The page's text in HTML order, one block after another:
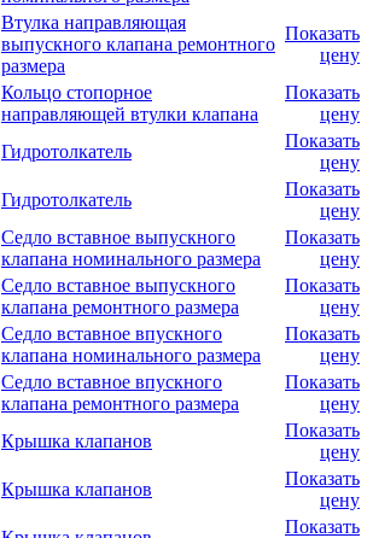
Втулка направляющая
выпускного клапана ремонтного
размера
Показать
цену
Кольцо стопорное
направляющей втулки клапана
Показать
цену
Гидротолкатель
Показать
цену
Гидротолкатель
Показать
цену
Седло вставное выпускного
клапана номинального размера
Показать
цену
Седло вставное выпускного
клапана ремонтного размера
Показать
цену
Седло вставное впускного
клапана номинального размера
Показать
цену
Седло вставное впускного
клапана ремонтного размера
Показать
цену
Крышка клапанов
Показать
цену
Крышка клапанов
Показать
цену
Показать